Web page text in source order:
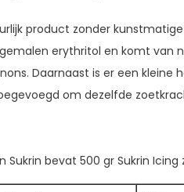
product zonder
erythritol en komt van
Daarnaast is er een kleine
om dezelfde
Sukrin bevat 500 gr Sukrin